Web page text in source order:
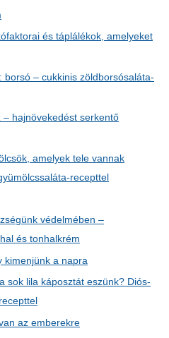
és táplálékok, amelyeket
borsó – cukkinis zöldborsósaláta-
– hajnövekedést serkentő
amelyek tele vannak
recepttel
védelmében –
és tonhalkrém
kimenjünk a napra
sok lila káposztát eszünk? Diós-
az emberekre